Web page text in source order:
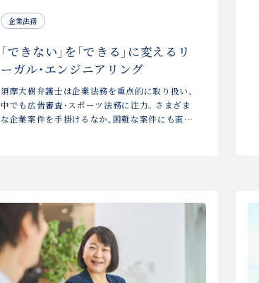
企業法務
「できない」を「できる」に変えるリ
ーガル・エンジニアリング
須摩大樹弁護士は企業法務を重点的に取り扱い、
中でも広告審査・スポーツ法務に注力。さまざま
な企業案件を手掛けるなか、困難な案件にも直面